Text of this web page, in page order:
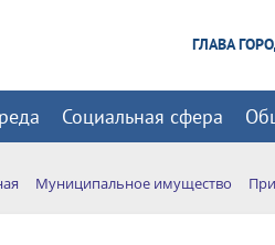
ГЛАВА
Социальная сфера
Муниципальное имущество